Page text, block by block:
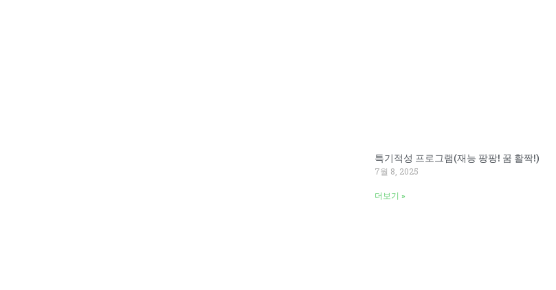
특기적성 프로그램(재능 팡팡! 꿈 활짝!)
7월 8, 2025
더보기 »